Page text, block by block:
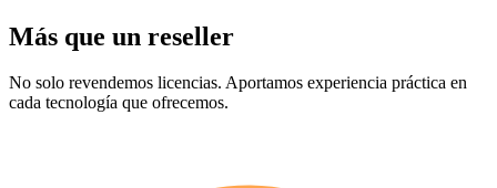
Más que un reseller
No solo revendemos licencias. Aportamos experiencia práctica en
cada tecnología que ofrecemos.